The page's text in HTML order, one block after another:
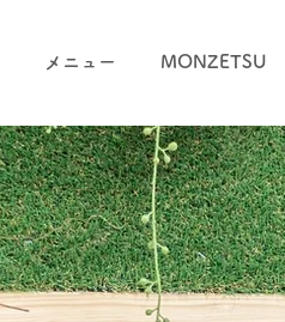
メニュー MONZETSU